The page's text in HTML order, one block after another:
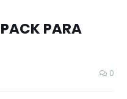
PARA
0